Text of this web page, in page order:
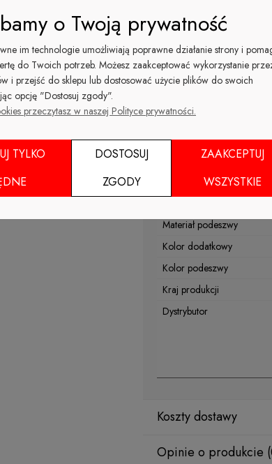
Wierzch
Materiał podszewki
Nosek
Rodzaj obcasa
Sezon
Materiał wkładki
Materiał podeszwy
Kolor dodatkowy
Kolor podeszwy
Kraj produkcji
Dystrybutor
Koszty dostawy
Opinie o produkcie
o Twoją prywatność
im technologie umożliwiają poprawne działanie strony i
do Twoich potrzeb. Możesz zaakceptować wykorzystanie
i przejść do sklepu lub dostosować użycie plików do swoich
opcję "Dostosuj zgody".
przeczytasz w naszej Polityce prywatności.
TYLKO
DOSTOSUJ
ZGODY
ZAAKCEPTUJ
WSZYSTKIE